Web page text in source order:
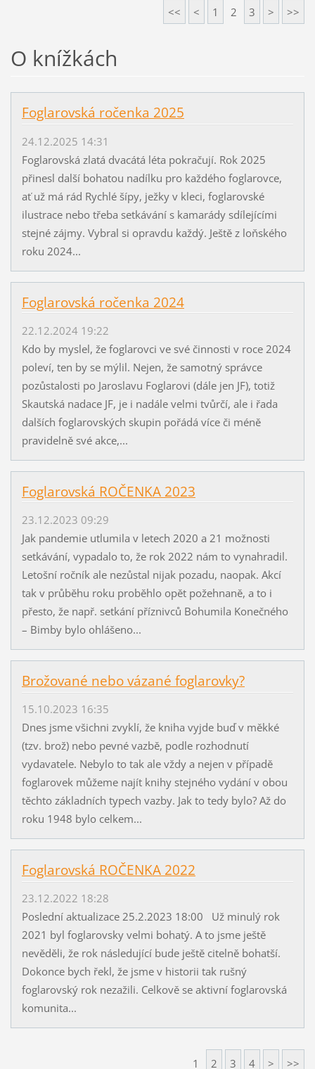
<< < 1 2 3 > >>
O knížkách
Foglarovská ročenka 2025
24.12.2025 14:31
Foglarovská zlatá dvacátá léta pokračují. Rok 2025
přinesl další bohatou nadílku pro každého foglarovce,
ať už má rád Rychlé šípy, ježky v kleci, foglarovské
ilustrace nebo třeba setkávání s kamarády sdílejícími
stejné zájmy. Vybral si opravdu každý. Ještě z loňského
roku 2024...
Foglarovská ročenka 2024
22.12.2024 19:22
Kdo by myslel, že foglarovci ve své činnosti v roce 2024
poleví, ten by se mýlil. Nejen, že samotný správce
pozůstalosti po Jaroslavu Foglarovi (dále jen JF), totiž
Skautská nadace JF, je i nadále velmi tvůrčí, ale i řada
dalších foglarovských skupin pořádá více či méně
pravidelně své akce,...
Foglarovská ROČENKA 2023
23.12.2023 09:29
Jak pandemie utlumila v letech 2020 a 21 možnosti
setkávání, vypadalo to, že rok 2022 nám to vynahradil.
Letošní ročník ale nezůstal nijak pozadu, naopak. Akcí
tak v průběhu roku proběhlo opět požehnaně, a to i
přesto, že např. setkání příznivců Bohumila Konečného
– Bimby bylo ohlášeno...
Brožované nebo vázané foglarovky?
15.10.2023 16:35
Dnes jsme všichni zvyklí, že kniha vyjde buď v měkké
(tzv. brož) nebo pevné vazbě, podle rozhodnutí
vydavatele. Nebylo to tak ale vždy a nejen v případě
foglarovek můžeme najít knihy stejného vydání v obou
těchto základních typech vazby. Jak to tedy bylo? Až do
roku 1948 bylo celkem...
Foglarovská ROČENKA 2022
23.12.2022 18:28
Poslední aktualizace 25.2.2023 18:00 Už minulý rok
2021 byl foglarovsky velmi bohatý. A to jsme ještě
nevěděli, že rok následující bude ještě citelně bohatší.
Dokonce bych řekl, že jsme v historii tak rušný
foglarovský rok nezažili. Celkově se aktivní foglarovská
komunita...
1 2 3 4 > >>